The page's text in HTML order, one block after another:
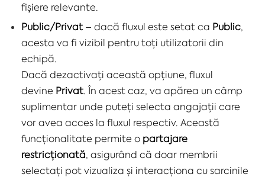
fișiere relevante.
Public/Privat – dacă fluxul este setat ca Public,
acesta va fi vizibil pentru toți utilizatorii din
echipă.
Dacă dezactivați această opțiune, fluxul
devine Privat. În acest caz, va apărea un câmp
suplimentar unde puteți selecta angajații care
vor avea acces la fluxul respectiv. Această
funcționalitate permite o partajare
restricționată, asigurând că doar membrii
selectați pot vizualiza și interacționa cu sarcinile